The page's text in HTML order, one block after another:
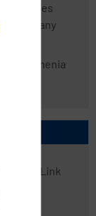
Services
Company
Yemenia
Air Link